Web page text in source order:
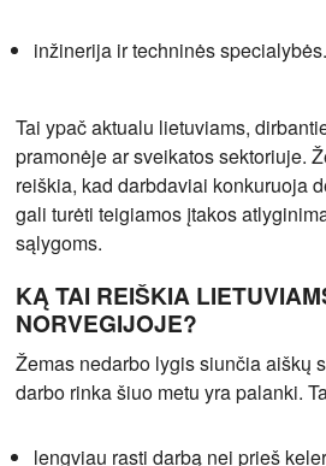
inžinerija ir techninės specialybės.
Tai ypač aktualu lietuviams,
pramonėje ar sveikatos sektoriuje.
reiškia, kad darbdaviai konkuruoja
gali turėti teigiamos įtakos
sąlygoms.
KĄ TAI REIŠKIA
NORVEGIJOJE?
Žemas nedarbo lygis siunčia aiškų
darbo rinka šiuo metu yra palanki.
lengviau rasti darbą nei prieš